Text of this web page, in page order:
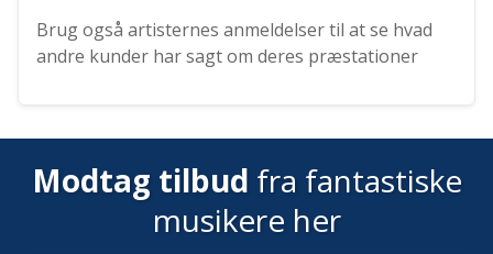
Brug også artisternes anmeldelser til at se hvad
andre kunder har sagt om deres præstationer
Modtag tilbud fra fantastiske
musikere her